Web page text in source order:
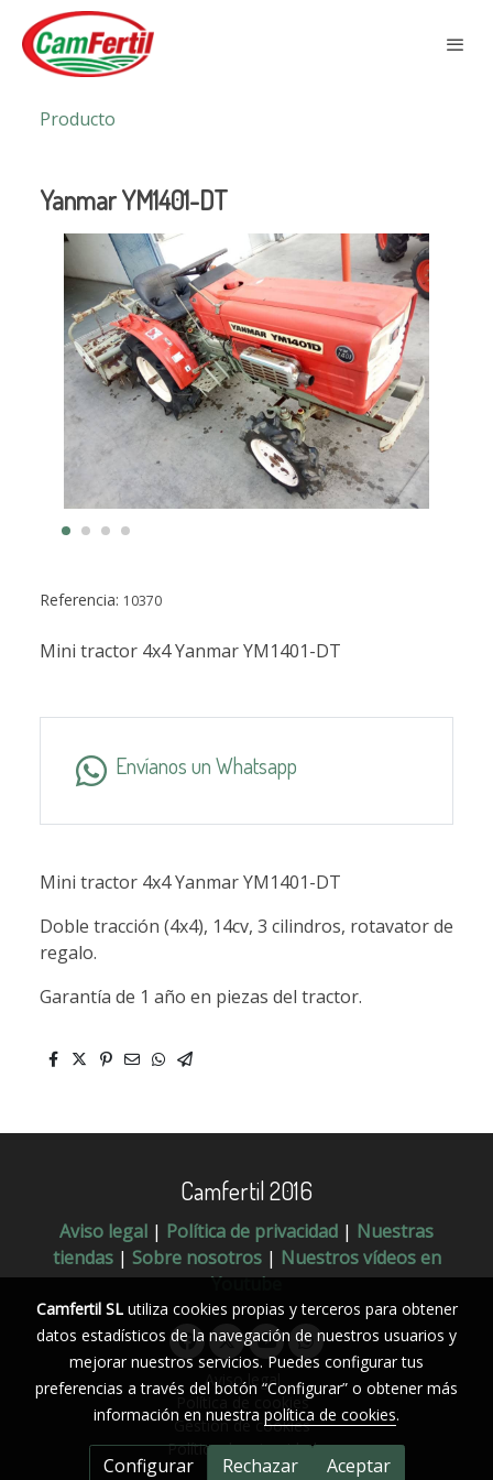
Producto
Yanmar YM1401-DT
Referencia: 10370
Mini tractor 4x4 Yanmar YM1401-DT
Envíanos un Whatsapp
Mini tractor 4x4 Yanmar YM1401-DT
Doble tracción (4x4), 14cv, 3 cilindros, rotavator de
regalo.
Garantía de 1 año en piezas del tractor.
Camfertil 2016
Aviso legal | Política de privacidad | Nuestras
tiendas| Sobre nosotros| Nuestros vídeos en
Youtube
Aviso legal
Política de cookies
Gestión de cookies
Política de privacidad
Camfertil SLutiliza cookies propias y terceros para obtener
datos estadísticos de la navegación de nuestros usuarios y
mejorar nuestros servicios. Puedes configurar tus
preferencias a través del botón “Configurar” o obtener más
información en nuestra política de cookies.
Configurar Rechazar Aceptar